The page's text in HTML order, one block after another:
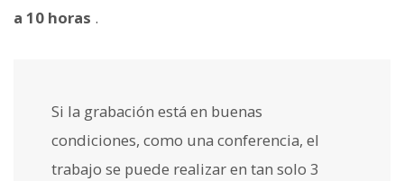
a 10 horas .
Si la grabación está en buenas
condiciones, como una conferencia, el
trabajo se puede realizar en tan solo 3